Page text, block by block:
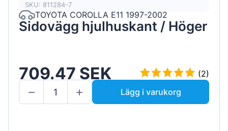
SKU: 811284-7
TOYOTA COROLLA E11 1997-2002
Sidovägg hjulhuskant / Höger
709.47 SEK
(2)
Lägg i varukorg